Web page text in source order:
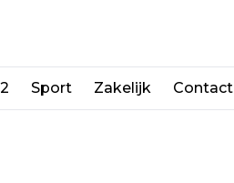
Sport Zakelijk Contact